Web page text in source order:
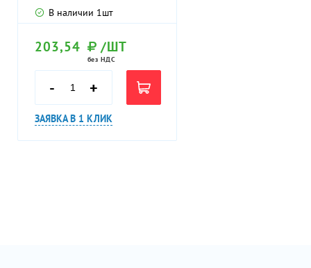
В наличии 1шт
203,54 /ШТ
без НДС
- +
ЗАЯВКА В 1 КЛИК